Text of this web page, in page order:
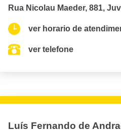
Rua Nicolau Maeder, 881,
ver horario de
ver telefone
Luís Fernando de